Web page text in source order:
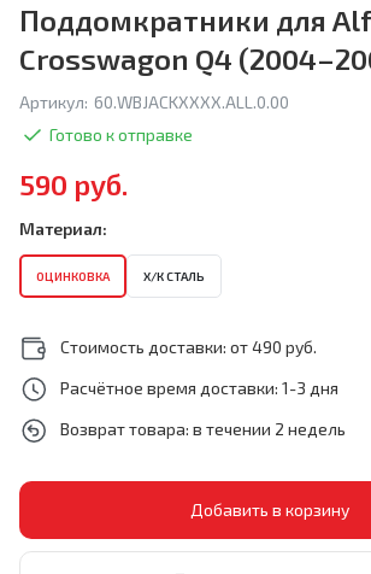
Поддомкратники для
Crosswagon Q4
Артикул: 60.WBJACKXXXX.ALL.0.00
Готово к отправке
590 руб.
Материал:
ОЦИНКОВКА Х/К СТАЛЬ
Стоимость доставки: от 490 руб.
Расчётное время доставки: 1-3 дня
Возврат товара: в течении 2 недель